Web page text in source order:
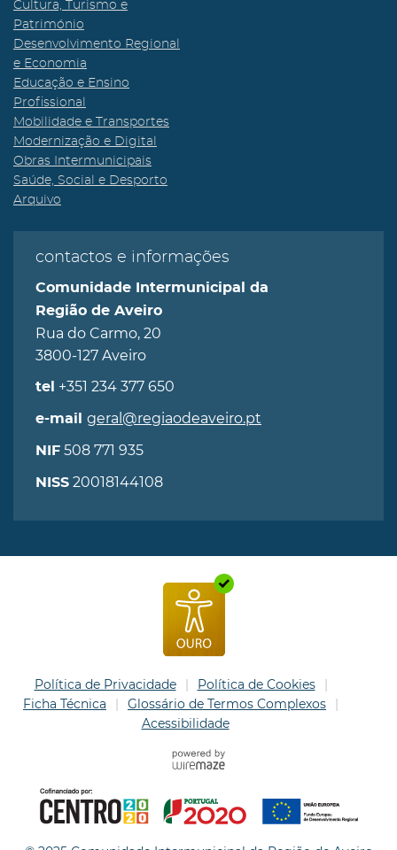
Cultura, Turismo e
Património
Desenvolvimento Regional
e Economia
Educação e Ensino
Profissional
Mobilidade e Transportes
Modernização e Digital
Obras Intermunicipais
Saúde, Social e Desporto
Arquivo
contactos e informações
Comunidade Intermunicipal da
Região de Aveiro
Rua do Carmo, 20
3800-127 Aveiro
tel +351 234 377 650
e-mail geral@regiaodeaveiro.pt
NIF 508 771 935
NISS 20018144108
Política de Privacidade
Política de Cookies
Ficha Técnica
Glossário de Termos Complexos
Acessibilidade